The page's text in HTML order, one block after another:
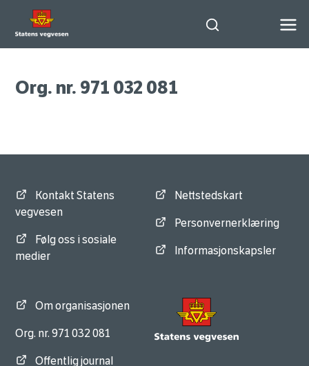
Søk
Org. nr. 971 032 081
Kontakt Statens
vegvesen
Følg oss i sosiale
medier
Nettstedskart
Personvernerklæring
Informasjonskapsler
Om organisasjonen
Org. nr. 971 032 081
Offentlig journal